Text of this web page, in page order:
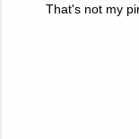
That's not my